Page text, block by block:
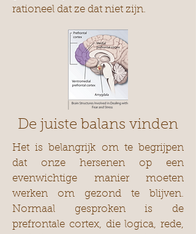
rationeel dat ze dat niet zijn.
De juiste balans vinden
Het is belangrijk om te begrijpen
dat onze hersenen op een
evenwichtige manier moeten
werken om gezond te blijven.
Normaal gesproken is de
prefrontale cortex, die logica, rede,